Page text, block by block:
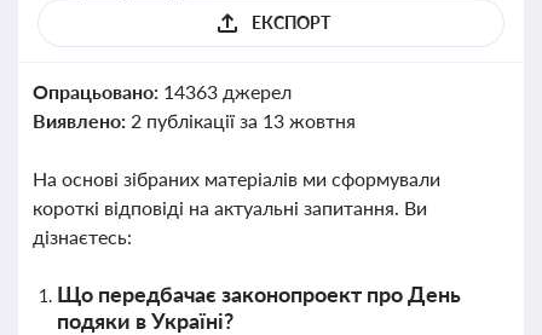
ЕКСПОРТ
Опрацьовано: 14363 джерел
Виявлено: 2 публікації за 13 жовтня
На основі зібраних матеріалів ми сформували
короткі відповіді на актуальні запитання. Ви
дізнаєтесь:
Що передбачає законопроект про День
подяки в Україні?